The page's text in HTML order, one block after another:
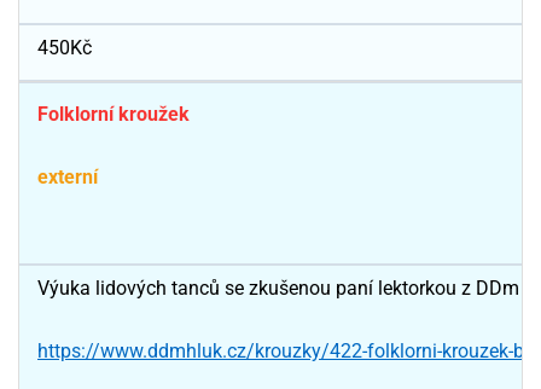
450Kč
Folklorní kroužek
externí
Výuka lidových tanců se zkušenou paní lektorkou z DDm
https://www.ddmhluk.cz/krouzky/422-folklorni-krouzek-